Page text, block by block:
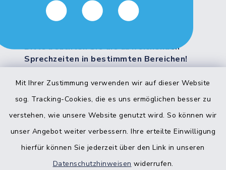
Mit Ihrer Zustimmung verwenden wir auf dieser Website
sog. Tracking-Cookies, die es uns ermöglichen besser zu
verstehen, wie unsere Website genutzt wird. So können wir
unser Angebot weiter verbessern. Ihre erteilte Einwilligung
hierfür können Sie jederzeit über den Link in unseren
Datenschutzhinweisen widerrufen.
geschlossen
Bitte beachten Sie die abweichenden
Sprechzeiten in bestimmten Bereichen!
Quicklinks
Bürgerbüro Hohenwestedt
Bürgerbüro Hanerau-Hademarschen